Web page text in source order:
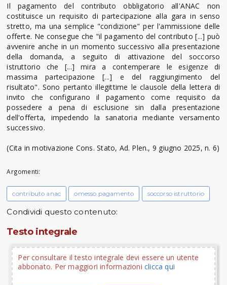
Il pagamento del contributo obbligatorio all'ANAC non
costituisce un requisito di partecipazione alla gara in senso
stretto, ma una semplice "condizione" per l'ammissione delle
offerte. Ne consegue che "il pagamento del contributo [...] può
avvenire anche in un momento successivo alla presentazione
della domanda, a seguito di attivazione del soccorso
istruttorio che [...] mira a contemperare le esigenze di
massima partecipazione [...] e del raggiungimento del
risultato". Sono pertanto illegittime le clausole della lettera di
invito che configurano il pagamento come requisito da
possedere a pena di esclusione sin dalla presentazione
dell'offerta, impedendo la sanatoria mediante versamento
successivo.
(Cita in motivazione Cons. Stato, Ad. Plen., 9 giugno 2025, n. 6)
Argomenti:
contributo anac omesso pagamento soccorso istruttorio
Condividi questo contenuto:
Testo integrale
Per consultare il testo integrale devi essere un utente
abbonato. Per maggiori informazioni clicca qui